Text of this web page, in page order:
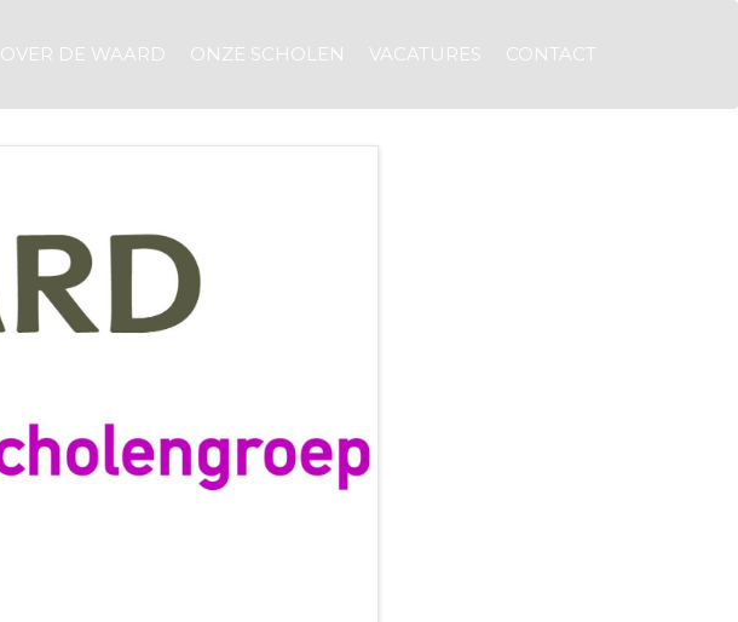
OVER DE WAARD ONZE SCHOLEN VACATURES CONTACT